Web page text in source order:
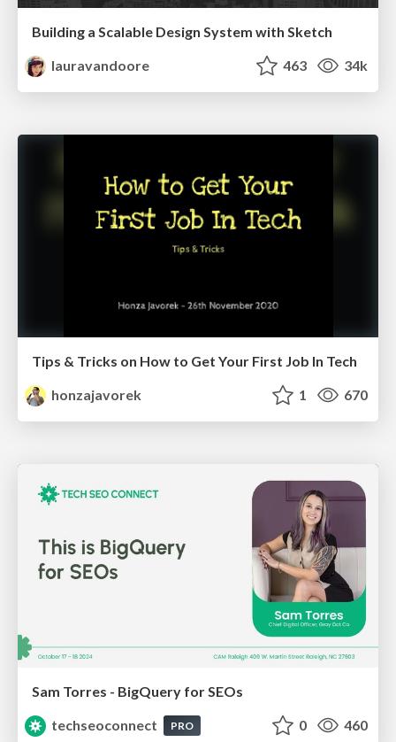
Building a Scalable Design System with Sketch
lauravandoore
463 34k
Tips & Tricks on How to Get Your First Job In Tech
honzajavorek
1 670
Sam Torres - BigQuery for SEOs
techseoconnect
PRO 0 460